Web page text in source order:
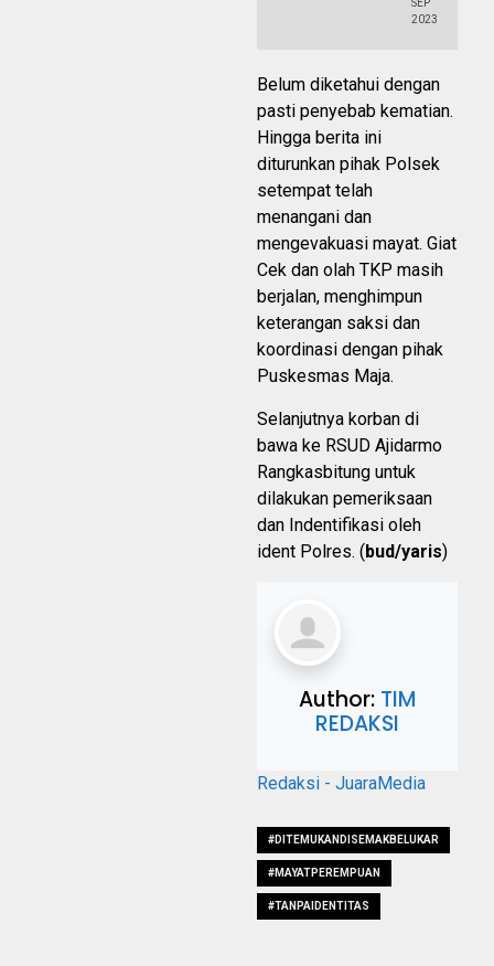
2023
Belum diketahui dengan
pasti penyebab kematian.
Hingga berita ini
diturunkan pihak Polsek
setempat telah
menangani dan
mengevakuasi mayat. Giat
Cek dan olah TKP masih
berjalan, menghimpun
keterangan saksi dan
koordinasi dengan pihak
Puskesmas Maja.
Selanjutnya korban di
bawa ke RSUD Ajidarmo
Rangkasbitung untuk
dilakukan pemeriksaan
dan Indentifikasi oleh
ident Polres. (bud/yaris)
Author: TIM
REDAKSI
Redaksi - JuaraMedia
#DITEMUKANDISEMAKBELUKAR
#MAYATPEREMPUAN
#TANPAIDENTITAS